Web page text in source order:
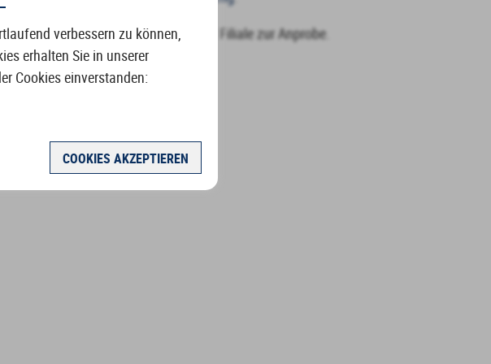
verbessern zu können,
erhalten Sie in unserer
Cookies einverstanden:
COOKIES AKZEPTIEREN
Sie in jeder Brillen Lager Verkauf Filiale zur Anprobe.